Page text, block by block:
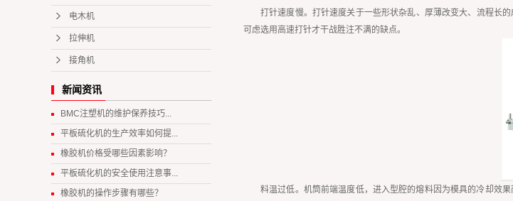
电木机
拉伸机
接角机
新闻资讯
BMC注塑机的维护保养技巧...
平板硫化机的生产效率如何提...
橡胶机价格受哪些因素影响？
平板硫化机的安全使用注意事...
橡胶机的操作步骤有哪些？
打针速度慢。打针速度关于一些形状杂乱、厚薄改变大、流程长
可虑选用高速打针才干战胜注不满的缺点。
料温过低。机筒前端温度低，进入型腔的熔料因为模具的冷却效